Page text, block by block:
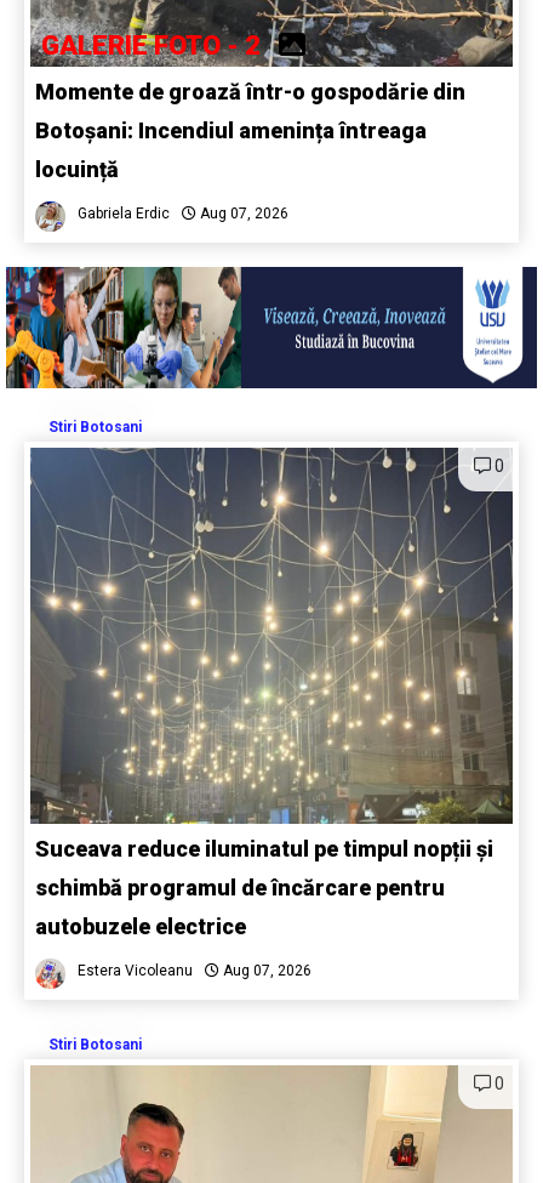
GALERIE FOTO - 2
Momente de groază într-o gospodărie din
Botoșani: Incendiul amenința întreaga
locuință
Gabriela Erdic Aug 07, 2026
Stiri Botosani
0
Suceava reduce iluminatul pe timpul nopții și
schimbă programul de încărcare pentru
autobuzele electrice
Estera Vicoleanu Aug 07, 2026
Stiri Botosani
0